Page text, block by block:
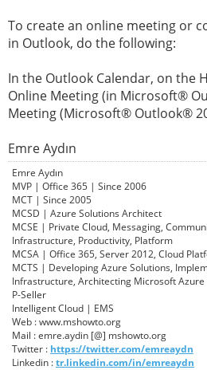
To create an online meeting or
in Outlook, do the following:
In the Outlook Calendar, on the
Online Meeting (in Microsoft®
Meeting (Microsoft® Outlook®
Emre Aydın
Emre Aydın
MVP | Office 365 | Since 2006
MCT | Since 2005
MCSD | Azure Solutions Architect
MCSE | Private Cloud, Messaging,
Infrastructure, Productivity, Platform
MCSA | Office 365, Server 2012, Cloud
MCTS | Developing Azure Solutions,
Infrastructure, Architecting Microsoft Azure
P-Seller
Intelligent Cloud | EMS
Web : www.mshowto.org
Mail : emre.aydin [@] mshowto.org
Twitter : https://twitter.com/emreaydn
Linkedin :tr.linkedin.com/in/emreaydn